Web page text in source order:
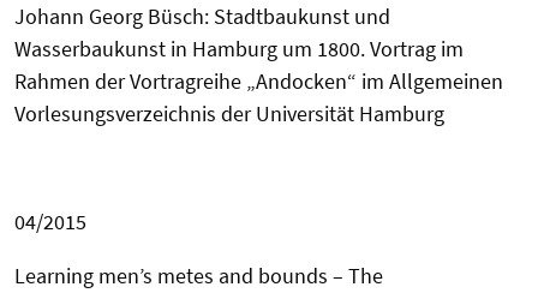
Johann Georg Büsch: Stadtbaukunst und
Wasserbaukunst in Hamburg um 1800. Vortrag im
Rahmen der Vortragreihe „Andocken“ im Allgemeinen
Vorlesungsverzeichnis der Universität Hamburg
04/2015
Learning men’s metes and bounds – The